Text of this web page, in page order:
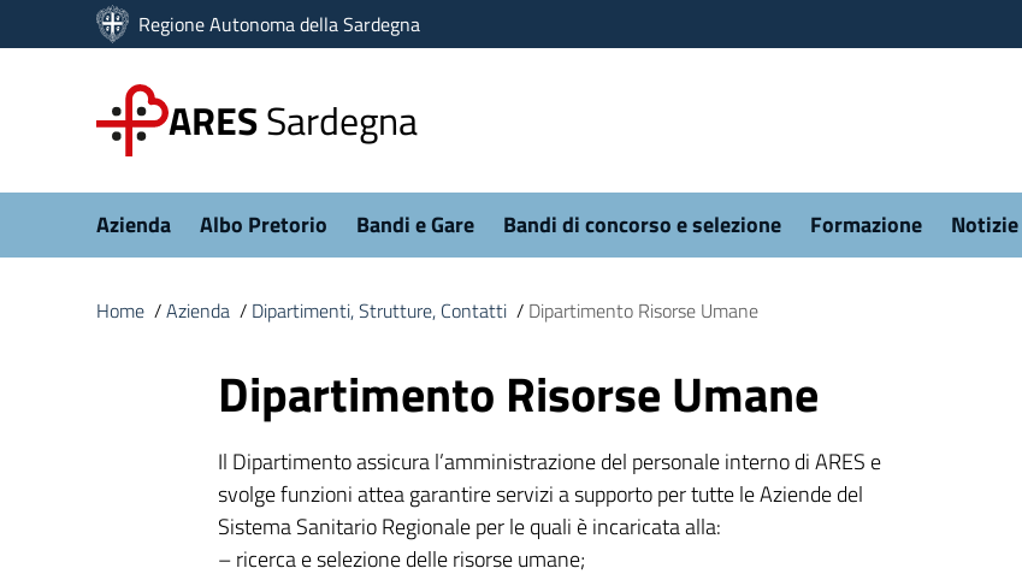
Vai ai contenuti
Vai al menu di navigazione
Vai al footer
Regione Autonoma della Sardegna
ARESSardegna
Submenu
Azienda Albo Pretorio Bandi e Gare Bandi di concorso e selezione Formazione Notizie
Home /Azienda / Dipartimenti, Strutture, Contatti / Dipartimento Risorse Umane
Dipartimento Risorse Umane
Il Dipartimento assicura l’amministrazione del personale interno di ARES e
svolge funzioni attea garantire servizi a supporto per tutte le Aziende del
Sistema Sanitario Regionale per le quali è incaricata alla:
– ricerca e selezione delle risorse umane;